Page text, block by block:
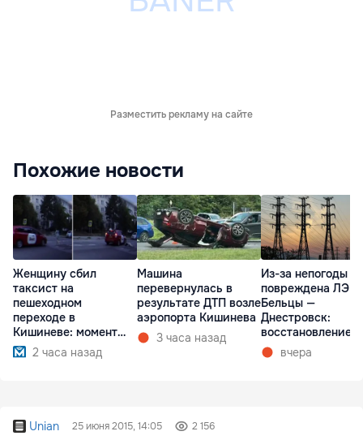
Разместить рекламу на сайте
Похожие новости
Женщину сбил
таксист на
пешеходном
переходе в
Кишиневе: момент
ДТП попал на видео
2 часа назад
Машина
перевернулась в
результате ДТП возле
аэропорта Кишинева
3 часа назад
Из-за непогоды
повреждена ЛЭП
Бельцы —
Днестровск:
восстановление
займет более
вчера
Unian 25 июня 2015, 14:05 2 156